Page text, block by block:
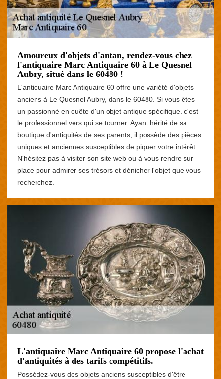
Amoureux d'objets d'antan, rendez-vous chez
l'antiquaire Marc Antiquaire 60 à Le Quesnel
Aubry, situé dans le 60480 !
L'antiquaire Marc Antiquaire 60 offre une variété d'objets
anciens à Le Quesnel Aubry, dans le 60480. Si vous êtes
un passionné en quête d'un objet antique spécifique, c'est
le professionnel vers qui se tourner. Ayant hérité de sa
boutique d'antiquités de ses parents, il possède des pièces
uniques et anciennes susceptibles de piquer votre intérêt.
N'hésitez pas à visiter son site web ou à vous rendre sur
place pour admirer ses trésors et dénicher l'objet que vous
recherchez.
L'antiquaire Marc Antiquaire 60 propose l'achat
d'antiquités à des tarifs compétitifs.
Possédez-vous des objets anciens susceptibles d'être